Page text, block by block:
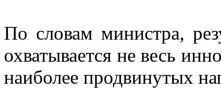
По словам министра,
охватывается не весь
наиболее продвинутых